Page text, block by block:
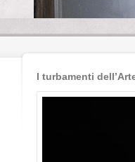
I turbamenti